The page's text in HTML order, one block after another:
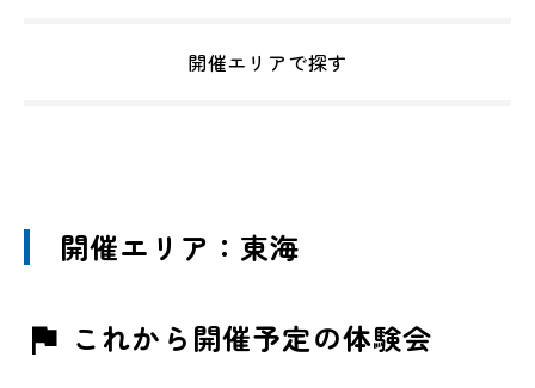
開催エリアで探す
開催エリア：東海
これから開催予定の体験会